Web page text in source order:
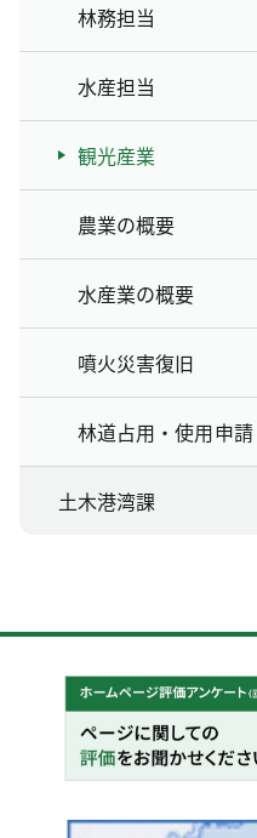
林務担当
水産担当
観光産業
農業の概要
水産業の概要
噴火災害復旧
林道占用・使用申請
土木港湾課